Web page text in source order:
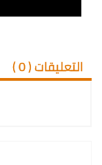
التعليقات (0
)